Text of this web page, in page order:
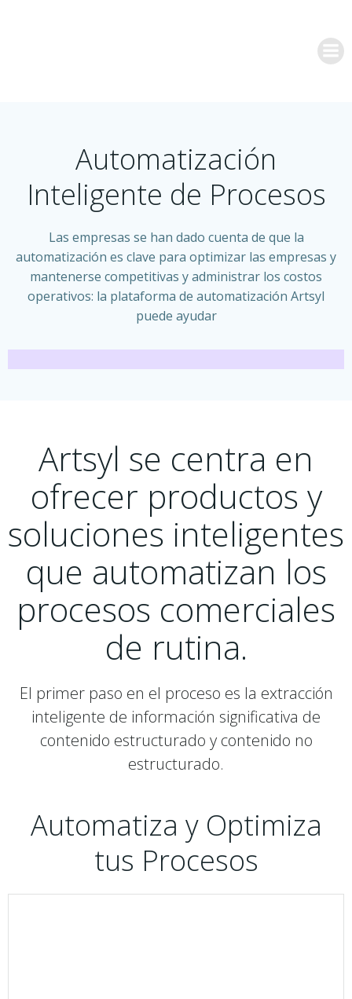
Automatización
Inteligente de Procesos
Las empresas se han dado cuenta de que la
automatización es clave para optimizar las empresas y
mantenerse competitivas y administrar los costos
operativos: la plataforma de automatización Artsyl
puede ayudar
Artsyl se centra en
ofrecer productos y
soluciones inteligentes
que automatizan los
procesos comerciales
de rutina.
El primer paso en el proceso es la extracción
inteligente de información significativa de
contenido estructurado y contenido no
estructurado.
Automatiza y Optimiza
tus Procesos